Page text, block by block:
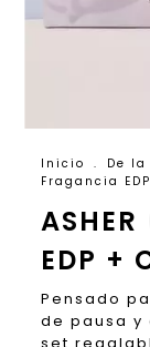
Inicio . De
Fragancia
EDP +
Pensado
de pausa y